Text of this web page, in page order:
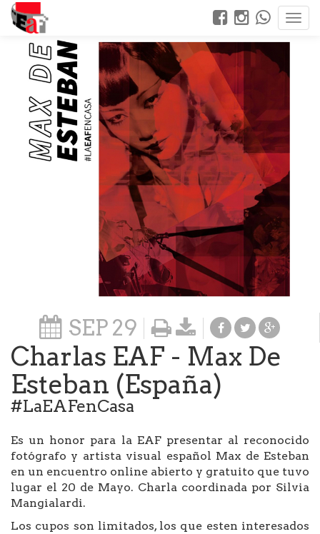
SEP29
Charlas EAF - Max De
Esteban (España)
#LaEAFenCasa
Es un honor para la EAF presentar al reconocido
fotógrafo y artista visual español Max de Esteban
en un encuentro online abierto y gratuito que tuvo
lugar el 20 de Mayo. Charla coordinada por Silvia
Mangialardi.
Los cupos son limitados, los que esten interesados